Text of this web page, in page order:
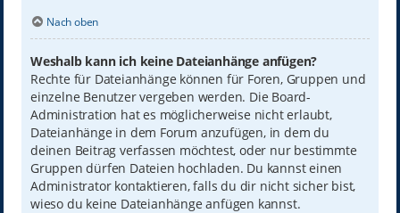
Nach oben
Weshalb kann ich keine Dateianhänge anfügen?
Rechte für Dateianhänge können für Foren, Gruppen und
einzelne Benutzer vergeben werden. Die Board-
Administration hat es möglicherweise nicht erlaubt,
Dateianhänge in dem Forum anzufügen, in dem du
deinen Beitrag verfassen möchtest, oder nur bestimmte
Gruppen dürfen Dateien hochladen. Du kannst einen
Administrator kontaktieren, falls du dir nicht sicher bist,
wieso du keine Dateianhänge anfügen kannst.